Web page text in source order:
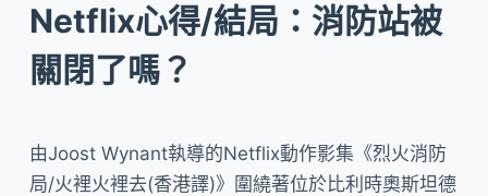
Netflix心得/結局：消防站被
關閉了嗎？
由Joost Wynant執導的Netflix動作影集《烈火消防
局/火裡火裡去(香港譯)》圍繞著位於比利時奧斯坦德